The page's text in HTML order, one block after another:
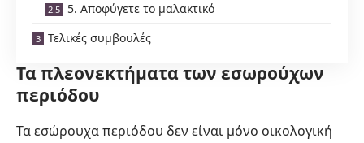
5. Αποφύγετε το μαλακτικό
Τελικές συμβουλές
Τα πλεονεκτήματα των εσωρούχων
περιόδου
Τα εσώρουχα περιόδου δεν είναι μόνο οικολογική